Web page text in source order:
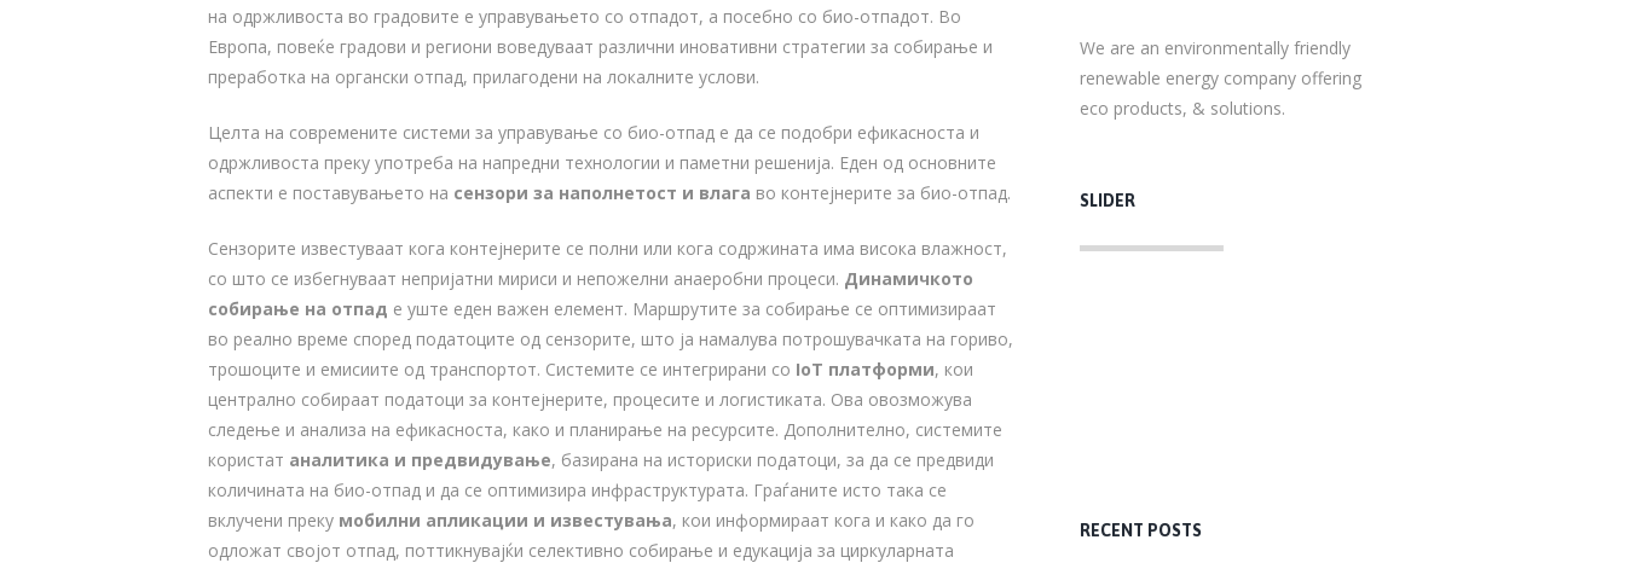
на одржливоста во градовите е управувањето со отпадот, а посебно со био-отпадот. Во
Европа, повеќе градови и региони воведуваат различни иновативни стратегии за собирање и
преработка на органски отпад, прилагодени на локалните услови.
Целта на современите системи за управување со био-отпад е да се подобри ефикасноста и
одржливоста преку употреба на напредни технологии и паметни решенија. Еден од основните
аспекти е поставувањето на сензори за наполнетост и влага во контејнерите за био-отпад.
Сензорите известуваат кога контејнерите се полни или кога содржината има висока влажност,
со што се избегнуваат непријатни мириси и непожелни анаеробни процеси. Динамичкото
собирање на отпад е уште еден важен елемент. Маршрутите за собирање се оптимизираат
во реално време според податоците од сензорите, што ја намалува потрошувачката на гориво,
трошоците и емисиите од транспортот. Системите се интегрирани со IoT платформи, кои
централно собираат податоци за контејнерите, процесите и логистиката. Ова овозможува
следење и анализа на ефикасноста, како и планирање на ресурсите. Дополнително, системите
користат аналитика и предвидување, базирана на историски податоци, за да се предвиди
количината на био-отпад и да се оптимизира инфраструктурата. Граѓаните исто така се
вклучени преку мобилни апликации и известувања, кои информираат кога и како да го
одложат својот отпад, поттикнувајќи селективно собирање и едукација за циркуларната
We are an environmentally friendly
renewable energy company offering
eco products, & solutions.
SLIDER
RECENT POSTS